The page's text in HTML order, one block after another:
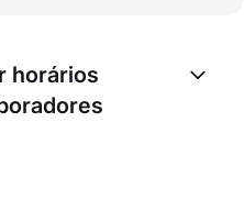
horários